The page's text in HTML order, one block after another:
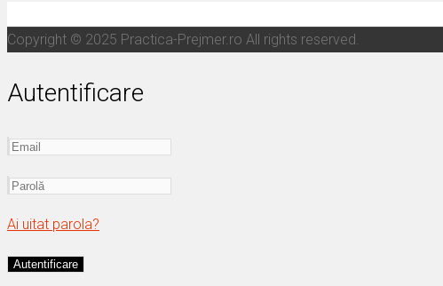
Copyright © 2025 Practica-Prejmer.ro All rights reserved.
Autentificare
Ai uitat parola?